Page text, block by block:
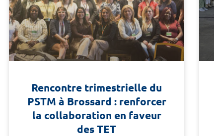
Rencontre trimestrielle du
PSTM à Brossard : renforcer
la collaboration en faveur
des TET